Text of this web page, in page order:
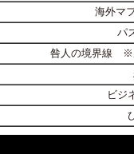
海外マ
パ
咎人の境界線 ※
ビジ